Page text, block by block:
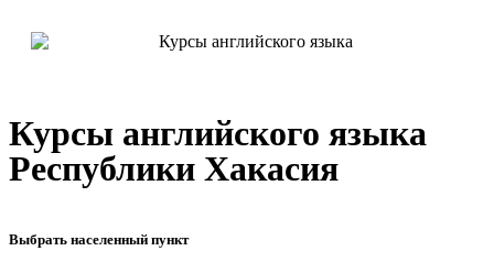
Курсы английского языка
Республики Хакасия
Выбрать населенный пункт